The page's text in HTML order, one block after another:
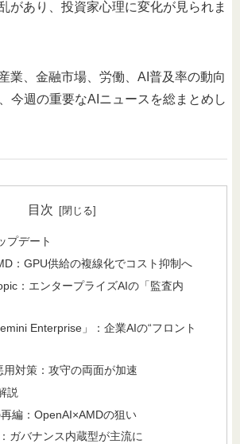
があり、投資家心理に変化が見られま
業、金融市場、労働、AI普及率の動向
今週の重要なAIニュースを総まとめし
目次
プデート
：GPU供給の複線化でコスト抑制へ
：エンタープライズAIの「監査内
Enterprise」：企業AIの“フロント
用対策：攻守の両面が加速
説
編：OpenAI×AMDの狙い
ガバナンス内蔵型が主流に